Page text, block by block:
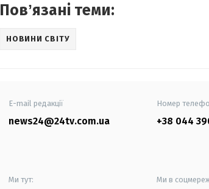
Повʼязані теми:
НОВИНИ СВІТУ
E-mail редакції
news24@24tv.com.ua
Номер
+38 044
Ми тут: Ми в